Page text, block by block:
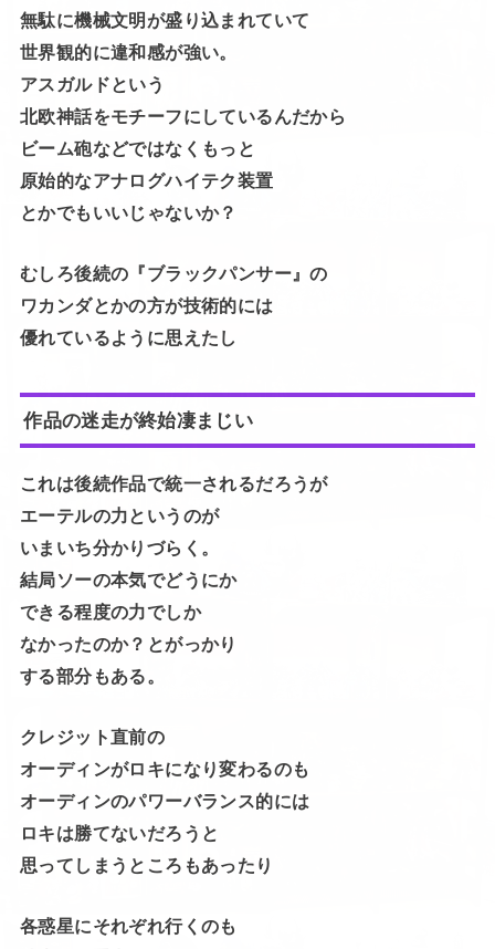
無駄に機械文明が盛り込まれていて
世界観的に違和感が強い。
アスガルドという
北欧神話をモチーフにしているんだから
ビーム砲などではなくもっと
原始的なアナログハイテク装置
とかでもいいじゃないか？
むしろ後続の『ブラックパンサー』の
ワカンダとかの方が技術的には
優れているように思えたし
作品の迷走が終始凄まじい
これは後続作品で統一されるだろうが
エーテルの力というのが
いまいち分かりづらく。
結局ソーの本気でどうにか
できる程度の力でしか
なかったのか？とがっかり
する部分もある。
クレジット直前の
オーディンがロキになり変わるのも
オーディンのパワーバランス的には
ロキは勝てないだろうと
思ってしまうところもあったり
各惑星にそれぞれ行くのも